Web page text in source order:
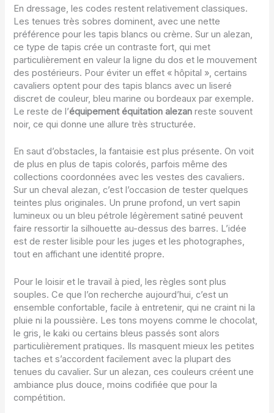
En dressage, les codes restent relativement classiques.
Les tenues très sobres dominent, avec une nette
préférence pour les tapis blancs ou crème. Sur un alezan,
ce type de tapis crée un contraste fort, qui met
particulièrement en valeur la ligne du dos et le mouvement
des postérieurs. Pour éviter un effet « hôpital », certains
cavaliers optent pour des tapis blancs avec un liseré
discret de couleur, bleu marine ou bordeaux par exemple.
Le reste de l’équipement équitation alezan reste souvent
noir, ce qui donne une allure très structurée.
En saut d’obstacles, la fantaisie est plus présente. On voit
de plus en plus de tapis colorés, parfois même des
collections coordonnées avec les vestes des cavaliers.
Sur un cheval alezan, c’est l’occasion de tester quelques
teintes plus originales. Un prune profond, un vert sapin
lumineux ou un bleu pétrole légèrement satiné peuvent
faire ressortir la silhouette au-dessus des barres. L’idée
est de rester lisible pour les juges et les photographes,
tout en affichant une identité propre.
Pour le loisir et le travail à pied, les règles sont plus
souples. Ce que l’on recherche aujourd’hui, c’est un
ensemble confortable, facile à entretenir, qui ne craint ni la
pluie ni la poussière. Les tons moyens comme le chocolat,
le gris, le kaki ou certains bleus passés sont alors
particulièrement pratiques. Ils masquent mieux les petites
taches et s’accordent facilement avec la plupart des
tenues du cavalier. Sur un alezan, ces couleurs créent une
ambiance plus douce, moins codifiée que pour la
compétition.